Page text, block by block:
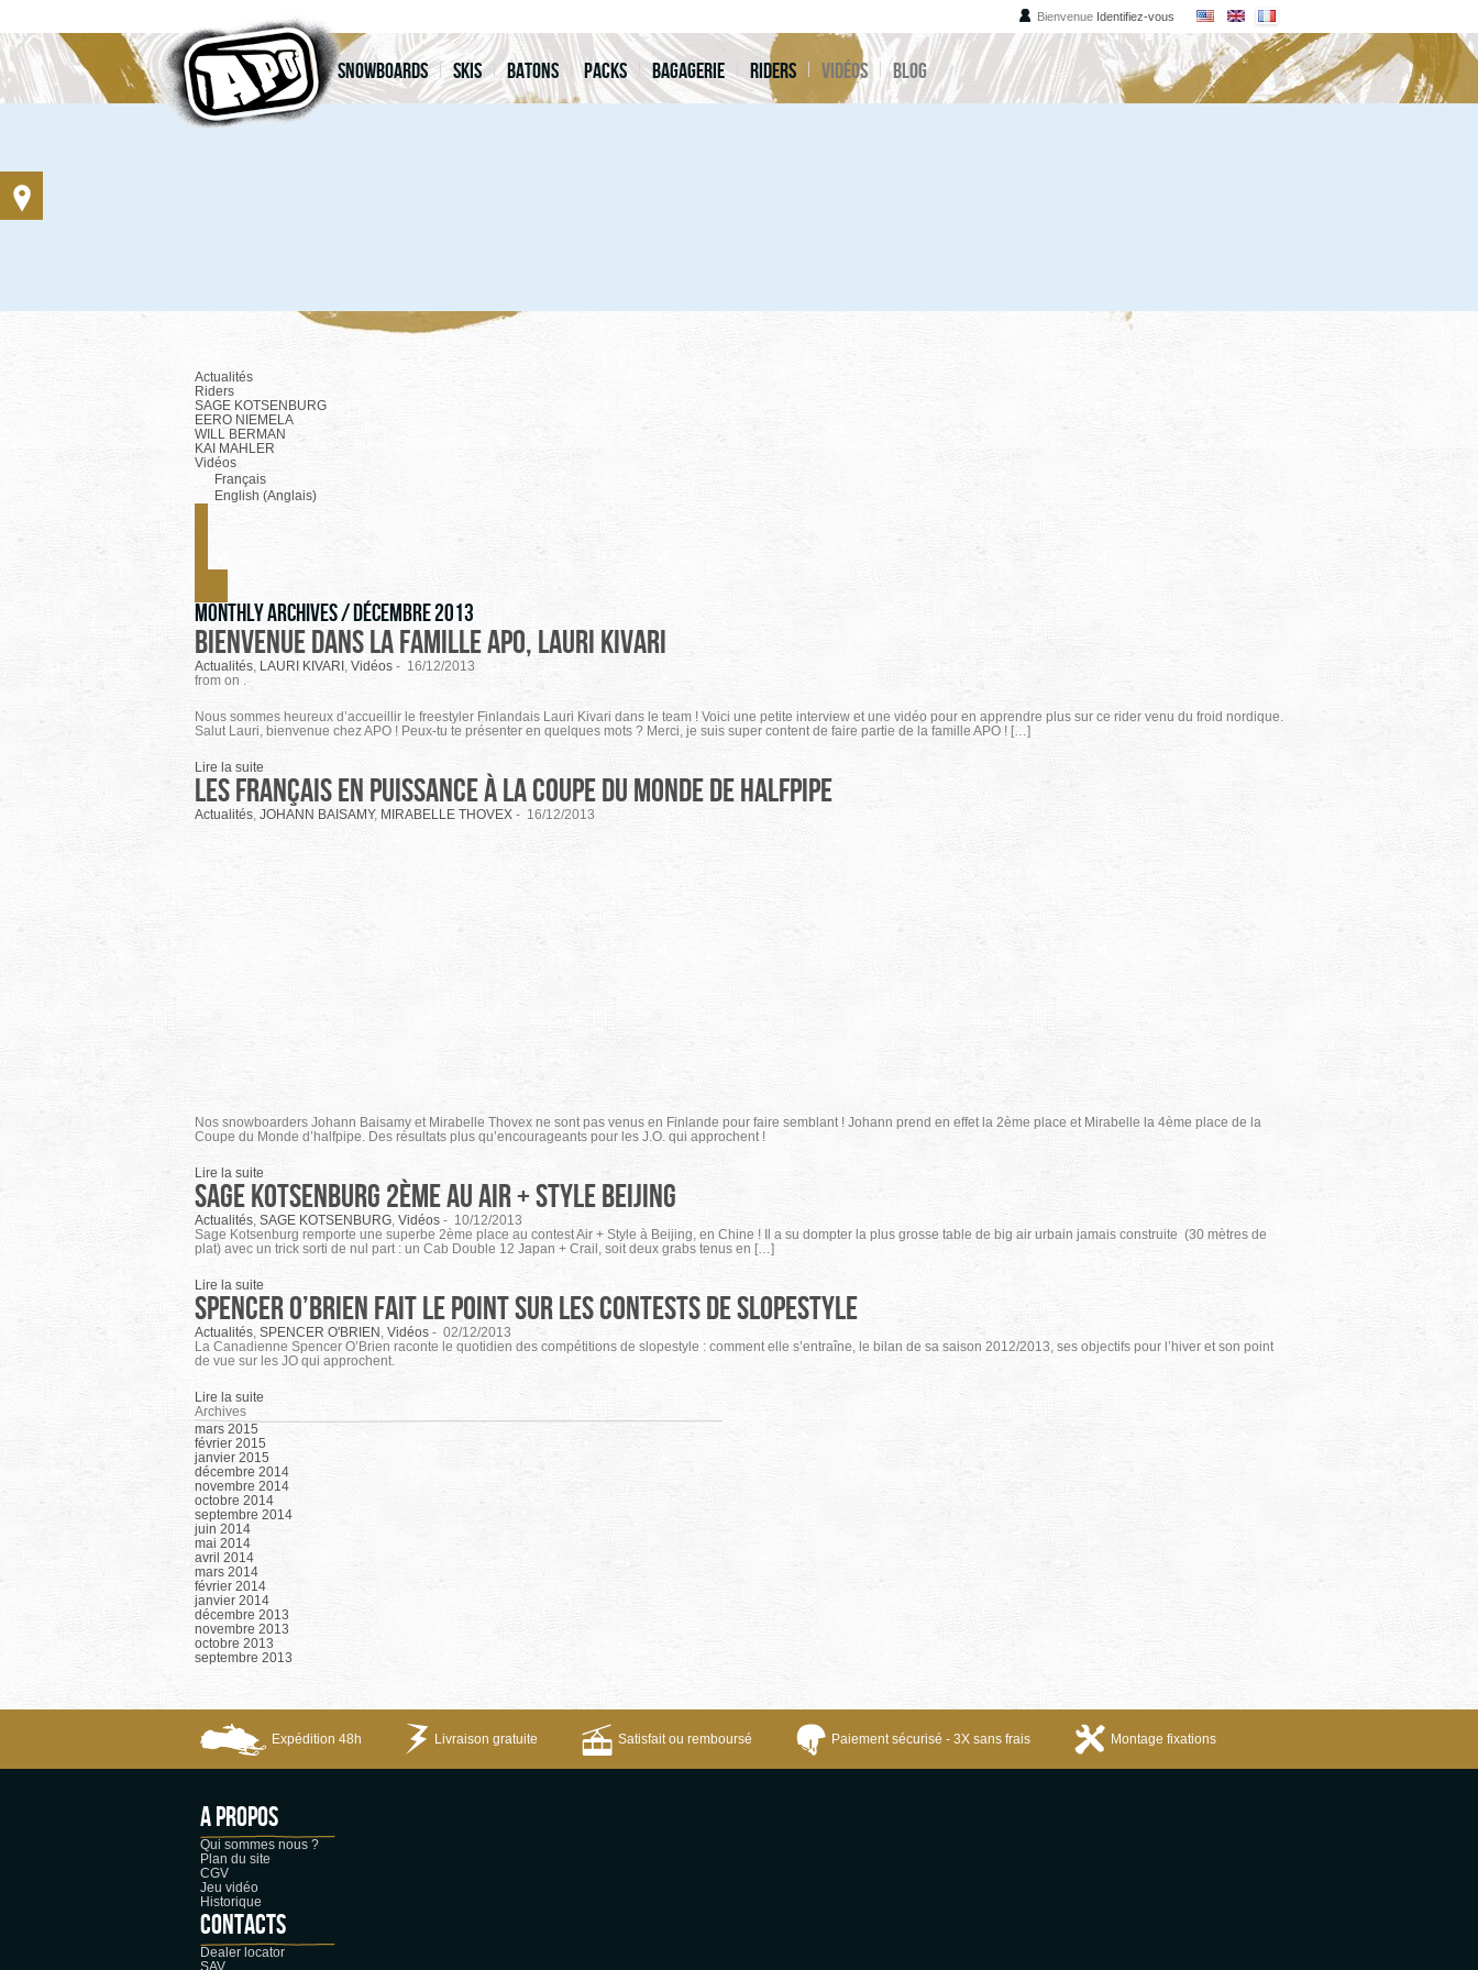
Bienvenue Identifiez-vous
Snowboards Skis Batons Packs Bagagerie Riders Vidéos Blog
Actualités
Riders
SAGE KOTSENBURG
EERO NIEMELA
WILL BERMAN
KAI MAHLER
Vidéos
Français
English (Anglais)
Monthly Archives /décembre 2013
Bienvenue dans la famille APO, Lauri Kivari
Actualités LAURI KIVARI Vidéos - 16/12/2013
from on .
Nous sommes heureux d’accueillir le freestyler Finlandais Lauri Kivari dans le team ! Voici une petite interview et une vidéo pour en apprendre plus sur ce rider venu du froid nordique.
Salut Lauri, bienvenue chez APO ! Peux-tu te présenter en quelques mots ? Merci, je suis super content de faire partie de la famille APO ! […]
Lire la suite
Les Français en puissance à la Coupe du Monde de halfpipe
Actualités JOHANN BAISAMY, MIRABELLE THOVEX - 16/12/2013
Nos snowboarders Johann Baisamy et Mirabelle Thovex ne sont pas venus en Finlande pour faire semblant ! Johann prend en effet la 2ème place et Mirabelle la 4ème place de la
Coupe du Monde d’halfpipe. Des résultats plus qu’encourageants pour les J.O. qui approchent !
Lire la suite
Sage Kotsenburg 2ème au Air + Style Beijing
Actualités SAGE KOTSENBURG Vidéos - 10/12/2013
Sage Kotsenburg remporte une superbe 2ème place au contest Air + Style à Beijing, en Chine ! Il a su dompter la plus grosse table de big air urbain jamais construite (30 mètres de
plat) avec un trick sorti de nul part : un Cab Double 12 Japan + Crail, soit deux grabs tenus en […]
Lire la suite
Spencer O’Brien fait le point sur les contests de slopestyle
Actualités SPENCER O'BRIEN Vidéos - 02/12/2013
La Canadienne Spencer O’Brien raconte le quotidien des compétitions de slopestyle : comment elle s’entraîne, le bilan de sa saison 2012/2013, ses objectifs pour l’hiver et son point
de vue sur les JO qui approchent.
Lire la suite
Archives
mars 2015
février 2015
janvier 2015
décembre 2014
novembre 2014
octobre 2014
septembre 2014
juin 2014
mai 2014
avril 2014
mars 2014
février 2014
janvier 2014
décembre 2013
novembre 2013
octobre 2013
septembre 2013
Expédition 48h Livraison gratuite Satisfait ou remboursé Paiement sécurisé - 3X sans frais Montage fixations
A propos
Qui sommes nous ?
Plan du site
CGV
Jeu vidéo
Historique
CONTACTS
Dealer locator
SAV